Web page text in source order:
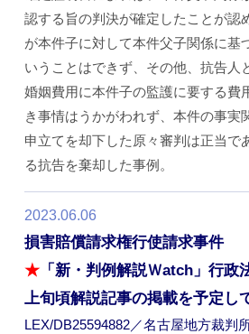
認する旨の判決が確定したことが認
が本件子に対して本件父子関係に基
いうことはできず、その他、抗告人
婚姻費用に本件子の監護に要する費
き事情はうかがわれず、本件の事実
申立てを却下した原々審判は正当で
る抗告を棄却した事例。
2023.06.06
損害賠償請求権行使請求事件
★ 「新・判例解説Ｗatch」行
上旬頃解説記事の掲載を予定し
LEX/DB25594882／名古屋地方裁